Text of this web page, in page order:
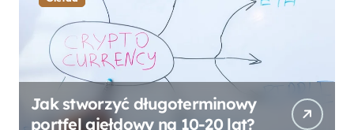
Jak stworzyć długoterminowy
portfel giełdowy na 10-20 lat?